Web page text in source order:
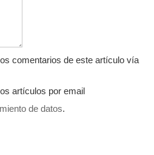
comentarios de este artículo vía
artículos por email
de datos.